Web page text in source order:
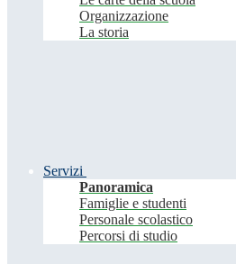
Organizzazione
La storia
Servizi
Panoramica
Famiglie e studenti
Personale scolastico
Percorsi di studio